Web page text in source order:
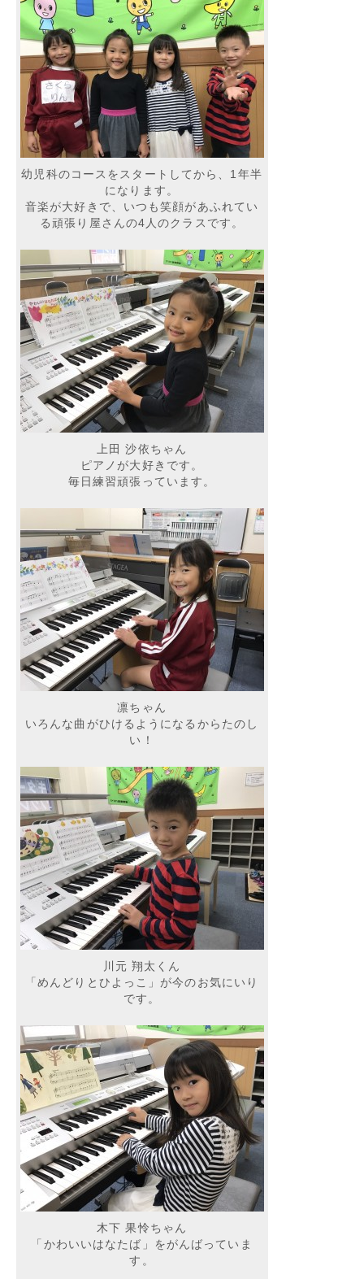
幼児科のコースをスタートしてから、1年半
になります。
音楽が大好きで、いつも笑顔があふれてい
る頑張り屋さんの4人のクラスです。
上田 沙依ちゃん
ピアノが大好きです。
毎日練習頑張っています。
凛ちゃん
いろんな曲がひけるようになるからたのし
い！
川元 翔太くん
「めんどりとひよっこ」が今のお気にいり
です。
木下 果怜ちゃん
「かわいいはなたば」をがんばっていま
す。